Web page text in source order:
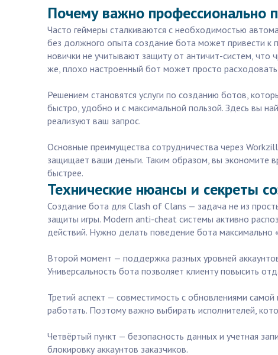
Почему важно профессионально
Часто геймеры сталкиваются с необходимостью
без должного опыта создание бота может привести к
новички не учитывают защиту от античит-систем, что
же, плохо настроенный бот может просто расходовать
Решением становятся услуги по созданию ботов,
быстро, удобно и с максимальной пользой. Здесь вы
реализуют ваш запрос.
Основные преимущества сотрудничества через
защищает ваши деньги. Таким образом, вы экономите
быстрее.
Технические нюансы и секреты
Создание бота для Clash of Clans — задача не из
защиты игры. Modern anti-cheat системы активно
действий. Нужно делать поведение бота
Второй момент — поддержка разных уровней
Универсальность бота позволяет клиенту повысить
Третий аспект — совместимость с обновлениями
работать. Поэтому важно выбирать исполнителей,
Четвёртый пункт — безопасность данных и учетная
блокировку аккаунтов заказчиков.